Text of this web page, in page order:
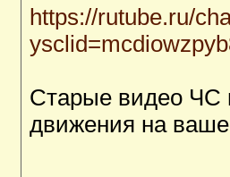
https://rutube.ru/
Старые видео ЧС
движения на